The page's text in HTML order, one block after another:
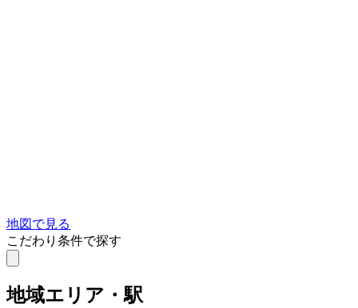
地図で見る
こだわり条件で探す
地域エリア・駅